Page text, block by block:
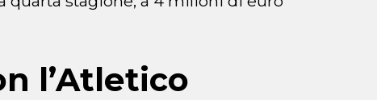
l’Atletico